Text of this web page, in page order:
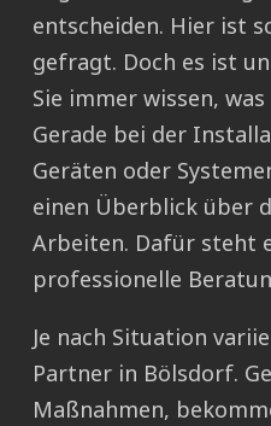
entscheiden. Hier ist
gefragt. Doch es ist
Sie immer wissen,
Gerade bei der
Geräten oder
einen Überblick über
Arbeiten. Dafür steht
professionelle
Je nach Situation
Partner in Bölsdorf.
Maßnahmen,